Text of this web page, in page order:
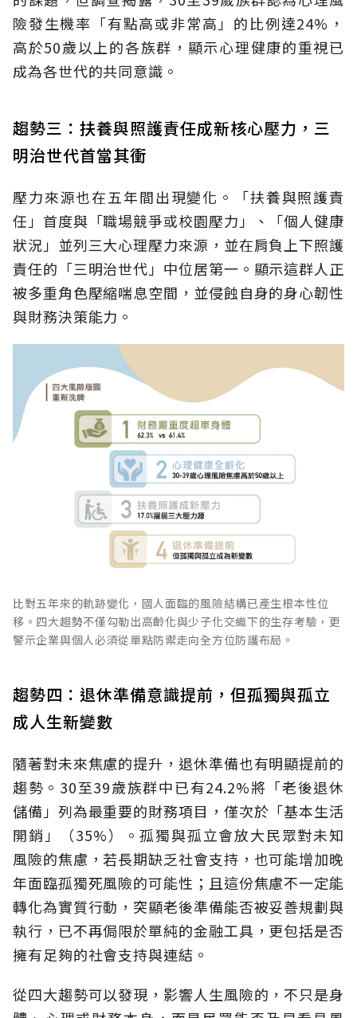
險發生機率「有點高或非常高」的比例達24%，
高於50歲以上的各族群，顯示心理健康的重視已
成為各世代的共同意識。
趨勢三：扶養與照護責任成新核心壓力，三
明治世代首當其衝
壓力來源也在五年間出現變化。「扶養與照護責
任」首度與「職場競爭或校園壓力」、「個人健康
狀況」並列三大心理壓力來源，並在肩負上下照護
責任的「三明治世代」中位居第一。顯示這群人正
被多重角色壓縮喘息空間，並侵蝕自身的身心韌性
與財務決策能力。
比對五年來的軌跡變化，國人面臨的風險結構已產生根本性位
移。四大趨勢不僅勾勒出高齡化與少子化交織下的生存考驗，更
警示企業與個人必須從單點防禦走向全方位防護布局。
趨勢四：退休準備意識提前，但孤獨與孤立
成人生新變數
隨著對未來焦慮的提升，退休準備也有明顯提前的
趨勢。30至39歲族群中已有24.2%將「老後退休
儲備」列為最重要的財務項目，僅次於「基本生活
開銷」（35%）。孤獨與孤立會放大民眾對未知
風險的焦慮，若長期缺乏社會支持，也可能增加晚
年面臨孤獨死風險的可能性；且這份焦慮不一定能
轉化為實質行動，突顯老後準備能否被妥善規劃與
執行，已不再侷限於單純的金融工具，更包括是否
擁有足夠的社會支持與連結。
從四大趨勢可以發現，影響人生風險的，不只是身